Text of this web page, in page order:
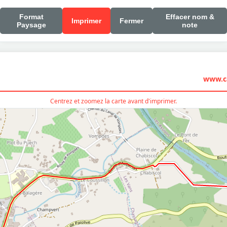
Format
Paysage
Imprimer Fermer
Effacer nom &
note
Centrez et zoomez la carte avant d'imprimer.